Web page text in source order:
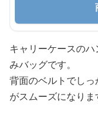
キャリーケースの
みバッグです。
背面のベルトでし
がスムーズになりま